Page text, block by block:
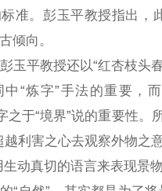
准。彭玉平教授指出，
倾向。
玉平教授还以“红杏枝头
中“炼字”手法的重要，
之于“境界”说的重要性。
越利害之心去观察外物之
生动真切的语言来表现景